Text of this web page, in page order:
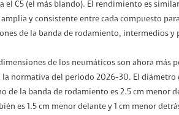
el C5 (el más blando). El rendimiento es
amplia y consistente entre cada compuesto
de la banda de rodamiento, intermedios y
de los neumáticos son ahora más
la normativa del período 2026-30. El diámetro
de la banda de rodamiento es 2.5 cm menor
es 1.5 cm menor delante y 1 cm menor